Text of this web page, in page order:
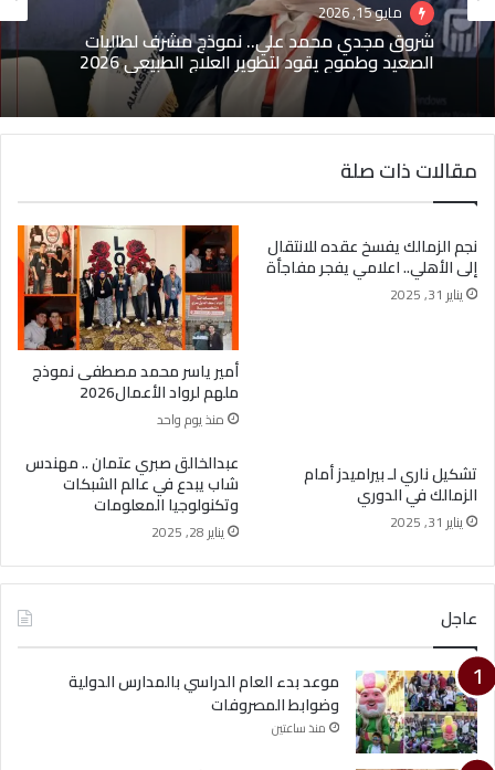
مايو 15, 2026
شروق مجدي محمد علي.. نموذج مشرف لطالبات
الصعيد وطموح يقود لتطوير العلاج الطبيعي 2026
مقالات ذات صلة
نجم الزمالك يفسخ عقده للانتقال
إلى الأهلي.. اعلامي يفجر مفاجأة
يناير 31, 2025
أمير ياسر محمد مصطفى نموذج
ملهم لرواد الأعمال2026
منذ يوم واحد
تشكيل ناري لـ بيراميدز أمام
الزمالك في الدوري
يناير 31, 2025
عبدالخالق صبري عتمان .. مهندس
شاب يبدع في عالم الشبكات
وتكنولوجيا المعلومات
يناير 28, 2025
عاجل
موعد بدء العام الدراسي بالمدارس الدولية
وضوابط المصروفات
منذ ساعتين